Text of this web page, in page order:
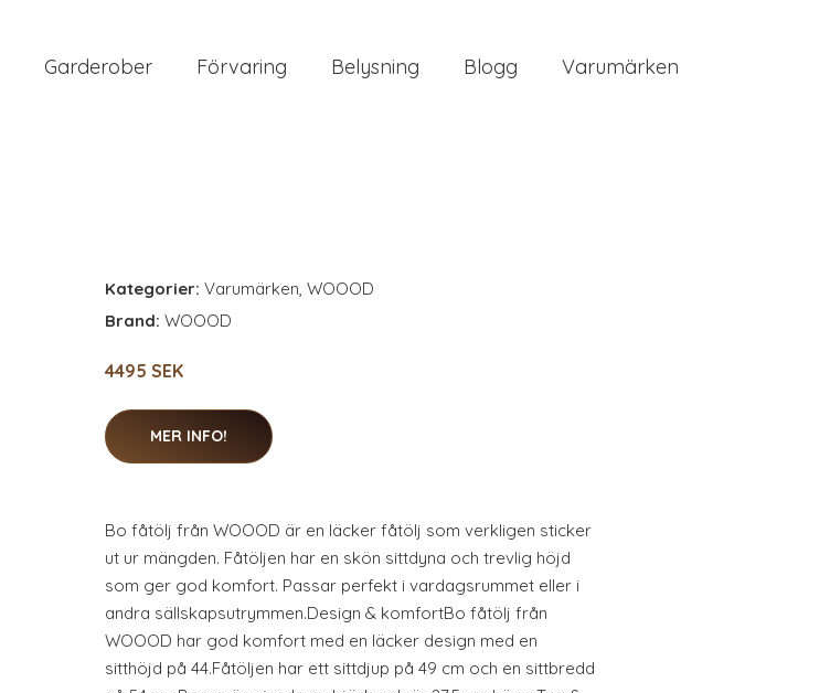
Garderober Förvaring Belysning Blogg Varumärken
Kategorier: Varumärken, WOOOD
Brand: WOOOD
4495 SEK
MER INFO!
Bo fåtölj från WOOOD är en läcker fåtölj som verkligen sticker
ut ur mängden. Fåtöljen har en skön sittdyna och trevlig höjd
som ger god komfort. Passar perfekt i vardagsrummet eller i
andra sällskapsutrymmen.Design & komfortBo fåtölj från
WOOOD har god komfort med en läcker design med en
sitthöjd på 44.Fåtöljen har ett sittdjup på 49 cm och en sittbredd